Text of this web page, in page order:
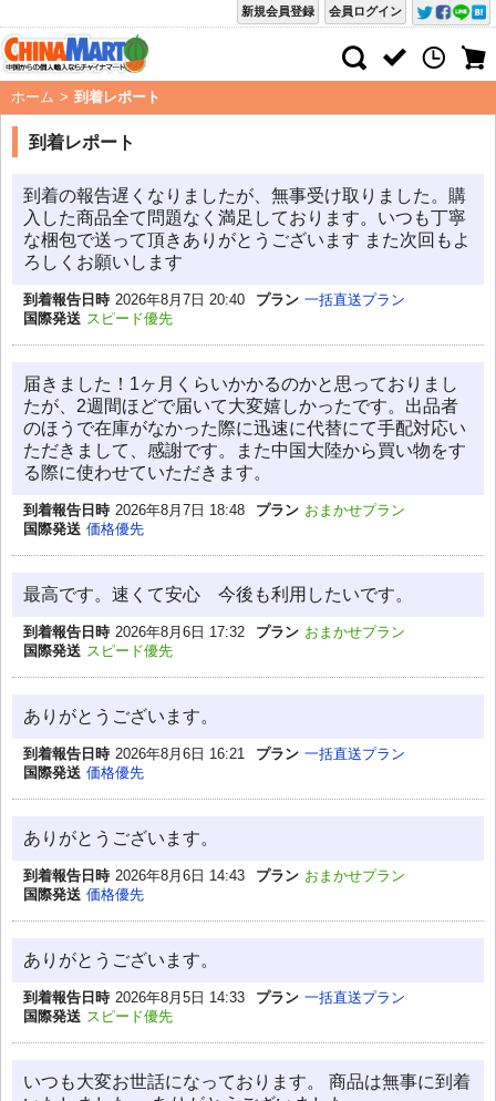
会員ログイン
新規会員登録
ホーム > 到着レポート
到着レポート
到着の報告遅くなりましたが、無事受け取りました。購
入した商品全て問題なく満足しております。いつも丁寧
な梱包で送って頂きありがとうございます また次回もよ
ろしくお願いします
到着報告日時 2026年8月7日 20:40 プラン 一括直送プラン
国際発送 スピード優先
届きました！1ヶ月くらいかかるのかと思っておりまし
たが、2週間ほどで届いて大変嬉しかったです。出品者
のほうで在庫がなかった際に迅速に代替にて手配対応い
ただきまして、感謝です。また中国大陸から買い物をす
る際に使わせていただきます。
到着報告日時 2026年8月7日 18:48 プラン おまかせプラン
国際発送 価格優先
最高です。速くて安心 今後も利用したいです。
到着報告日時 2026年8月6日 17:32 プラン おまかせプラン
国際発送 スピード優先
ありがとうございます。
到着報告日時 2026年8月6日 16:21 プラン 一括直送プラン
国際発送 価格優先
ありがとうございます。
到着報告日時 2026年8月6日 14:43 プラン おまかせプラン
国際発送 価格優先
ありがとうございます。
到着報告日時 2026年8月5日 14:33 プラン 一括直送プラン
国際発送 スピード優先
いつも大変お世話になっております。 商品は無事に到着